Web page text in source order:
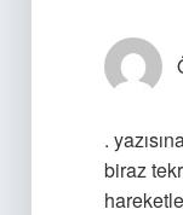
.
biraz